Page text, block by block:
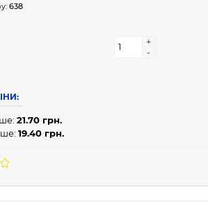
638
+
-
+
-
21.70 грн.
19.40 грн.